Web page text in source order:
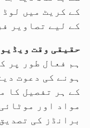
کے کریٹ میں
کے لیے تصاویر
حقیقی وقت
ہم فعال طور پر
ہونے کی دعوت
کے ہر تفصیل کا
مواد اور
برانڈز کی